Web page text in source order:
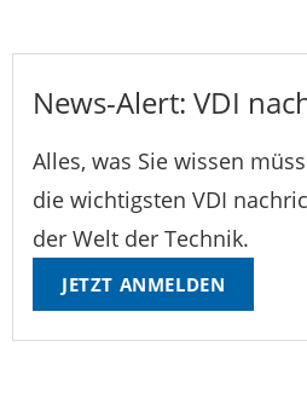
News-Alert: VDI
Alles, was Sie wissen
die wichtigsten VDI
der Welt der Technik.
JETZT ANMELDEN